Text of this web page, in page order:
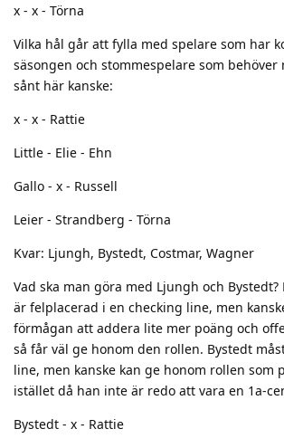
x - x - Törna
Vilka hål går att fylla med spelare som har
säsongen och stommespelare som behöver
sånt här kanske:
x - x - Rattie
Little - Elie - Ehn
Gallo - x - Russell
Leier - Strandberg - Törna
Kvar: Ljungh, Bystedt, Costmar, Wagner
Vad ska man göra med Ljungh och Bystedt?
är felplacerad i en checking line, men
förmågan att addera lite mer poäng och
så får väl ge honom den rollen. Bystedt
line, men kanske kan ge honom rollen som
istället då han inte är redo att vara en 1a-
Bystedt - x - Rattie